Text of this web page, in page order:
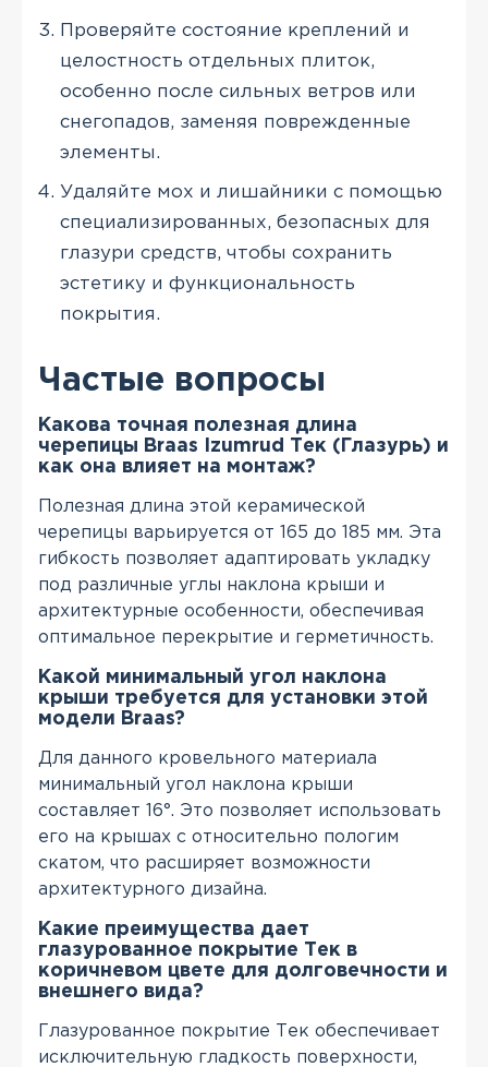
Проверяйте состояние креплений и
целостность отдельных плиток,
особенно после сильных ветров или
снегопадов, заменяя поврежденные
элементы.
Удаляйте мох и лишайники с помощью
специализированных, безопасных для
глазури средств, чтобы сохранить
эстетику и функциональность
покрытия.
Частые вопросы
Какова точная полезная длина
черепицы Braas Izumrud Тек (Глазурь) и
как она влияет на монтаж?
Полезная длина этой керамической
черепицы варьируется от 165 до 185 мм. Эта
гибкость позволяет адаптировать укладку
под различные углы наклона крыши и
архитектурные особенности, обеспечивая
оптимальное перекрытие и герметичность.
Какой минимальный угол наклона
крыши требуется для установки этой
модели Braas?
Для данного кровельного материала
минимальный угол наклона крыши
составляет 16°. Это позволяет использовать
его на крышах с относительно пологим
скатом, что расширяет возможности
архитектурного дизайна.
Какие преимущества дает
глазурованное покрытие Тек в
коричневом цвете для долговечности и
внешнего вида?
Глазурованное покрытие Тек обеспечивает
исключительную гладкость поверхности,